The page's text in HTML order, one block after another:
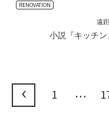
RENOVATION
遠
小説『キッチ
1 …